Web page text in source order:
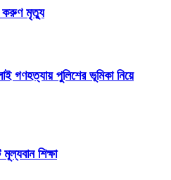
করুণ মৃত্যু
গণহত্যায় পুলিশের ভূমিকা নিয়ে
শিক্ষা